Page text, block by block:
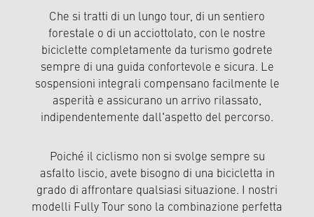
Che si tratti di un lungo tour, di un sentiero
forestale o di un acciottolato, con le nostre
biciclette completamente da turismo godrete
sempre di una guida confortevole e sicura. Le
sospensioni integrali compensano facilmente le
asperità e assicurano un arrivo rilassato,
indipendentemente dall'aspetto del percorso.
Poiché il ciclismo non si svolge sempre su
asfalto liscio, avete bisogno di una bicicletta in
grado di affrontare qualsiasi situazione. I nostri
modelli Fully Tour sono la combinazione perfetta